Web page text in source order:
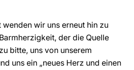
wenden wir uns erneut hin zu
der die Quelle
bitte, uns von unserem
uns ein „neues Herz und einen